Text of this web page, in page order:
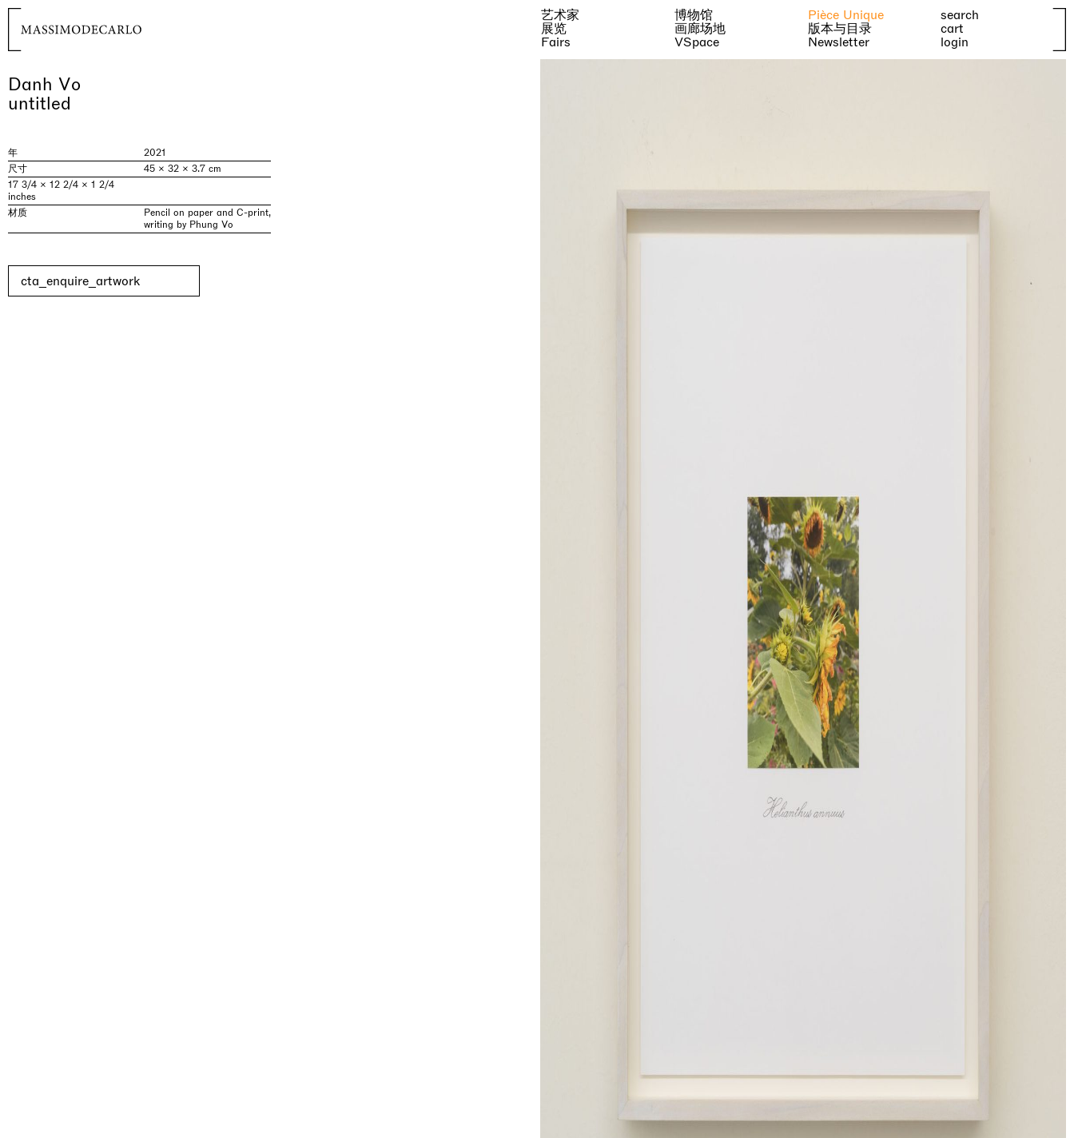
艺术家
展览
Fairs
博物馆
画廊场地
VSpace
Pièce Unique
版本与目录
Newsletter
search
cart
login
Danh Vo
untitled
年
2021
尺寸
45 × 32 × 3.7 cm
17 3/4 × 12 2/4 × 1 2/4
inches
材质
Pencil on paper and C-print,
writing by Phung Vo
cta_enquire_artwork